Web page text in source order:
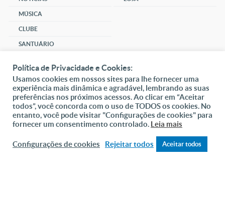
MÚSICA
CLUBE
SANTUÁRIO
DAI-ME ALMAS
DOAR
Política de Privacidade e Cookies:
Usamos cookies em nossos sites para lhe fornecer uma
experiência mais dinâmica e agradável, lembrando as suas
preferências nos próximos acessos. Ao clicar em “Aceitar
todos”, você concorda com o uso de TODOS os cookies. No
entanto, você pode visitar "Configurações de cookies" para
fornecer um consentimento controlado. Leia mais
Configurações de cookies Rejeitar todos Aceitar todosCHAT